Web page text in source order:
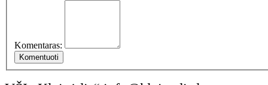
Komentaras: